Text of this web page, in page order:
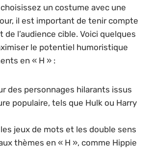
un costume avec une
il est important de tenir compte
l’audience cible. Voici quelques
le potentiel humoristique
en « H » :
des personnages hilarants issus
populaire, tels que Hulk ou Harry
jeux de mots et les double sens
thèmes en « H », comme Hippie